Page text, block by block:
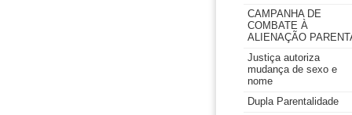
CAMPANHA DE
COMBATE À
ALIENAÇÃO
Justiça autoriza
mudança de sexo e
nome
Dupla Parentalidade